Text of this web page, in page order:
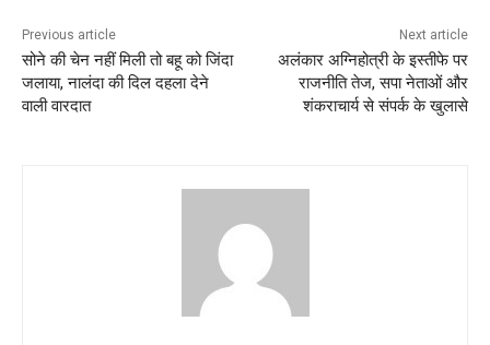
Previous article
सोने की चेन नहीं मिली तो बहू को जिंदा
जलाया, नालंदा की दिल दहला देने
वाली वारदात
Next article
अलंकार अग्निहोत्री के इस्तीफे पर
राजनीति तेज, सपा नेताओं और
शंकराचार्य से संपर्क के खुलासे